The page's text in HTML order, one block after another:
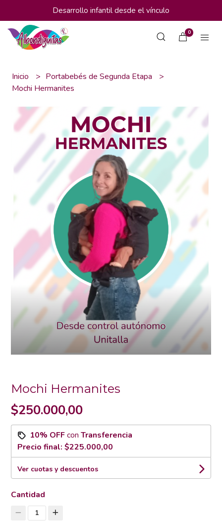
Desarrollo infantil desde el vínculo
0
Inicio
Portabebés de Segunda Etapa
Mochi Hermanites
Mochi Hermanites
$250.000,00
10% OFFconTransferencia
Precio final:$225.000,00
Ver cuotas y descuentos
Cantidad
1